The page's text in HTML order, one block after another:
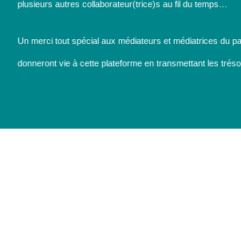
plusieurs autres collaborateur(trice)s au fil du temps…
Un merci tout spécial aux médiateurs et médiatrices du
donneront vie à cette plateforme en transmettant les